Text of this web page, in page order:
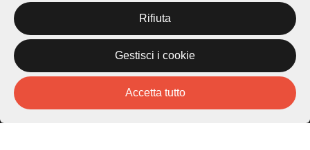
Piazza Carlo Cattaneo 1
6976 Castagnola
Rifiuta
Gestisci i cookie
Accetta tutto